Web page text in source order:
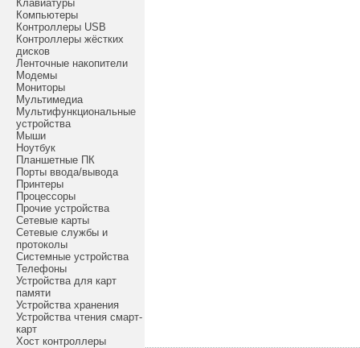
Клавиатуры
Компьютеры
Контроллеры USB
Контроллеры жёстких
дисков
Ленточные накопители
Модемы
Мониторы
Мультимедиа
Мультифункциональные
устройства
Мыши
Ноутбук
Планшетные ПК
Порты ввода/вывода
Принтеры
Процессоры
Прочие устройства
Сетевые карты
Сетевые службы и
протоколы
Системные устройства
Телефоны
Устройства для карт
памяти
Устройства хранения
Устройства чтения смарт-
карт
Хост контроллеры